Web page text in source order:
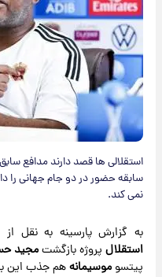
استقلالی ها قصد دارند مدافع سابق
سابقه حضور در دو جام جهانی را
نمی کند.
به گزارش پارسینه به نقل از
استقلال پروژه بازگشتمجید
پیتسوموسیمانههم جذب این